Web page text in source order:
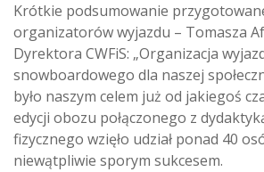
Krótkie podsumowanie
organizatorów wyjazdu – Tomasza
Dyrektora CWFiS: „Organizacja
snowboardowego dla naszej
było naszym celem już od jakiegoś
edycji obozu połączonego z
fizycznego wzięło udział ponad 40
niewątpliwie sporym sukcesem.